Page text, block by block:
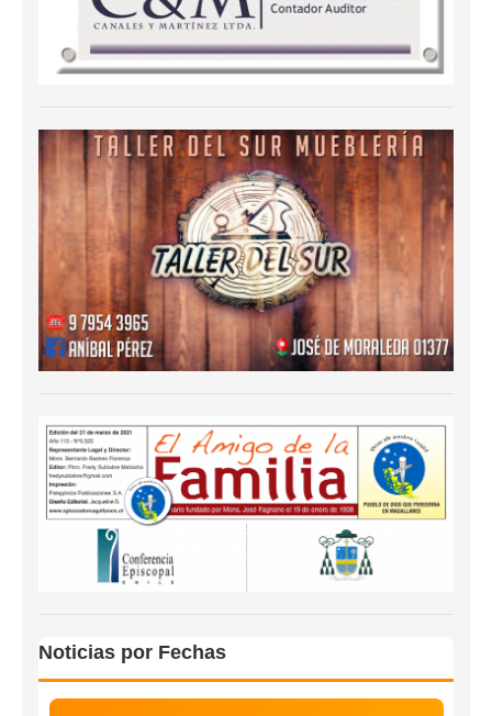
Noticias por Fechas